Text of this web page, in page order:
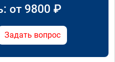
от 9800 ₽
Задать вопрос